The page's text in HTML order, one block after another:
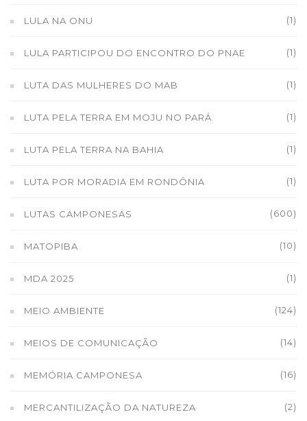
LULA NA ONU (1)
LULA PARTICIPOU DO ENCONTRO DO PNAE (1)
LUTA DAS MULHERES DO MAB (1)
LUTA PELA TERRA EM MOJU NO PARÁ (1)
LUTA PELA TERRA NA BAHIA (1)
LUTA POR MORADIA EM RONDÔNIA (1)
LUTAS CAMPONESAS (600)
MATOPIBA (10)
MDA 2025 (1)
MEIO AMBIENTE (124)
MEIOS DE COMUNICAÇÃO (14)
MEMÓRIA CAMPONESA (16)
MERCANTILIZAÇÃO DA NATUREZA (2)